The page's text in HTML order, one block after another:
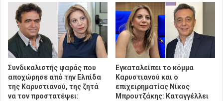
Συνδικαλιστής ψαράς που
αποχώρησε από την Ελπίδα
της Καρυστιανού, της ζητά
να τον προστατέψει:
Εγκαταλείπει το κόμμα
Καρυστιανού και ο
επιχειρηματίας Νίκος
Μπρουτζάκης: Καταγγέλλει